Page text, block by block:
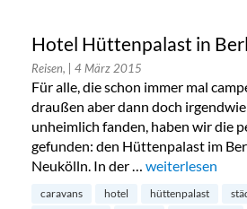
Hotel Hüttenpalast in
Reisen, | 4 März 2015
Für alle, die schon immer mal
draußen aber dann doch
unheimlich fanden, haben wir die
gefunden: den Hüttenpalast im
Neukölln. In der … „Hotel
weiterlesen
caravans hotel hüttenpalast